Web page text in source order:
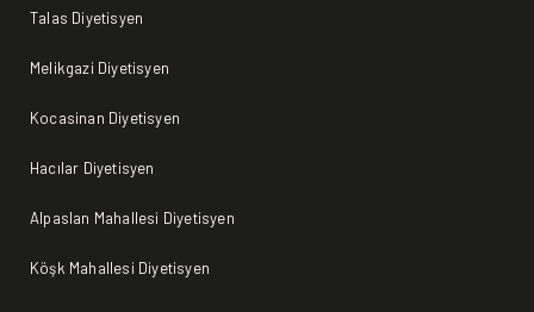
Talas Diyetisyen
Melikgazi Diyetisyen
Kocasinan Diyetisyen
Hacılar Diyetisyen
Alpaslan Mahallesi Diyetisyen
Köşk Mahallesi Diyetisyen